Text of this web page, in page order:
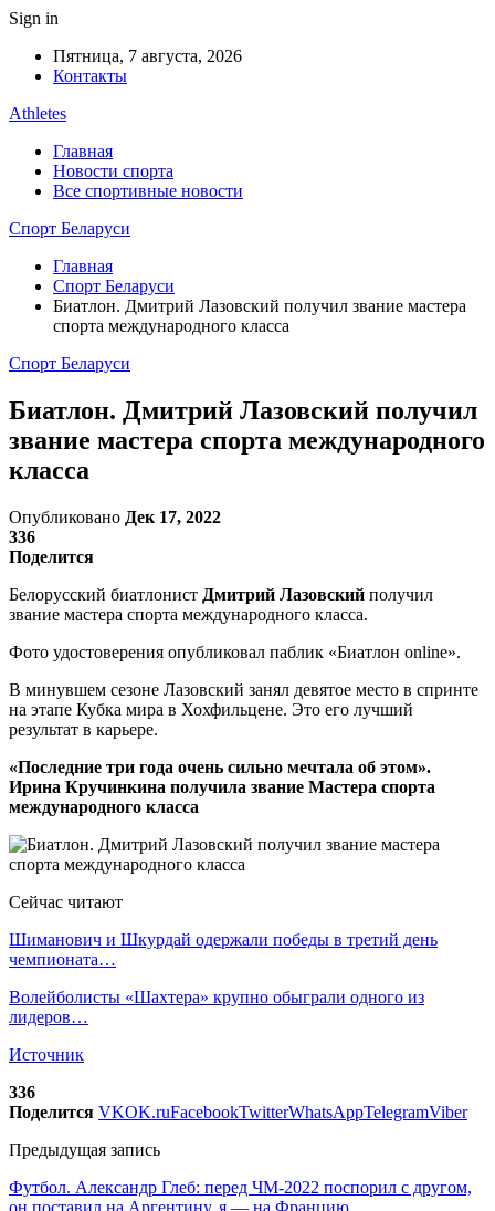
Sign in
Пятница, 7 августа, 2026
Контакты
Athletes
Главная
Новости спорта
Все спортивные новости
Спорт Беларуси
Главная
Спорт Беларуси
Биатлон. Дмитрий Лазовский получил звание мастера
спорта международного класса
Спорт Беларуси
Биатлон. Дмитрий Лазовский получил
звание мастера спорта международного
класса
Опубликовано Дек 17, 2022
336
Поделится
Белорусский биатлонист Дмитрий Лазовский получил
звание мастера спорта международного класса.
Фото удостоверения опубликовал паблик «Биатлон online».
В минувшем сезоне Лазовский занял девятое место в спринте
на этапе Кубка мира в Хохфильцене. Это его лучший
результат в карьере.
«Последние три года очень сильно мечтала об этом».
Ирина Кручинкина получила звание Мастера спорта
международного класса
Сейчас читают
Шиманович и Шкурдай одержали победы в третий день
чемпионата…
Волейболисты «Шахтера» крупно обыграли одного из
лидеров…
Источник
336
Поделится VKOK.ruFacebookTwitterWhatsAppTelegramViber
Предыдущая запись
Футбол. Александр Глеб: перед ЧМ-2022 поспорил с другом,
он поставил на Аргентину, я — на Францию